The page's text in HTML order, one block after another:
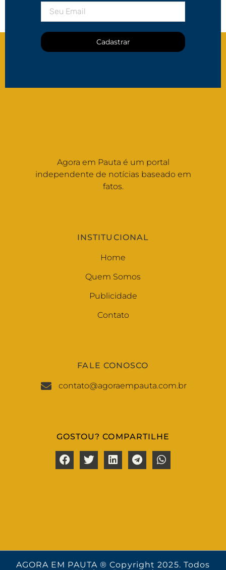
Cadastrar
Agora em Pauta é um portal
independente de notícias baseado em
fatos.
INSTITUCIONAL
Home
Quem Somos
Publicidade
Contato
FALE CONOSCO
contato@agoraempauta.com.br
GOSTOU? COMPARTILHE
AGORA EM PAUTA ® Copyright 2025. Todos